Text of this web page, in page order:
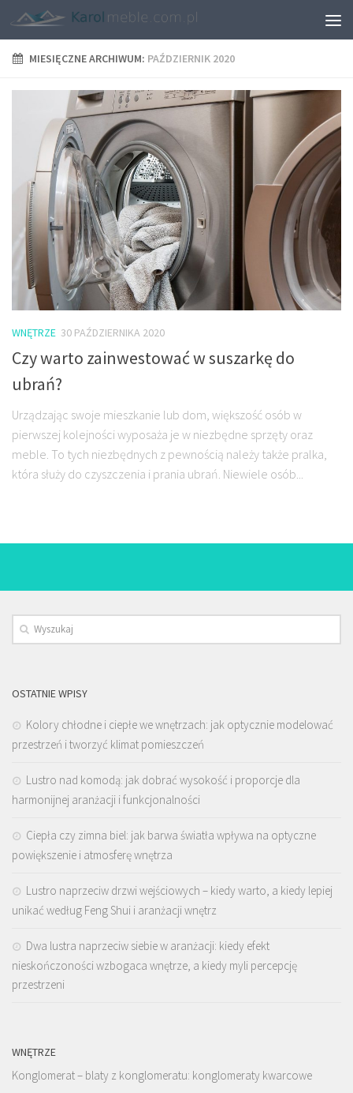
MIESIĘCZNE ARCHIWUM: PAŹDZIERNIK 2020
WNĘTRZE 30 PAŹDZIERNIKA 2020
Czy warto zainwestować w suszarkę do
ubrań?
Urządzając swoje mieszkanie lub dom, większość osób w
pierwszej kolejności wyposaża je w niezbędne sprzęty oraz
meble. To tych niezbędnych z pewnością należy także pralka,
która służy do czyszczenia i prania ubrań. Niewiele osób...
OSTATNIE WPISY
Kolory chłodne i ciepłe we wnętrzach: jak optycznie modelować
przestrzeń i tworzyć klimat pomieszczeń
Lustro nad komodą: jak dobrać wysokość i proporcje dla
harmonijnej aranżacji i funkcjonalności
Ciepła czy zimna biel: jak barwa światła wpływa na optyczne
powiększenie i atmosferę wnętrza
Lustro naprzeciw drzwi wejściowych – kiedy warto, a kiedy lepiej
unikać według Feng Shui i aranżacji wnętrz
Dwa lustra naprzeciw siebie w aranżacji: kiedy efekt
nieskończoności wzbogaca wnętrze, a kiedy myli percepcję
przestrzeni
WNĘTRZE
Konglomerat – blaty z konglomeratu: konglomeraty kwarcowe